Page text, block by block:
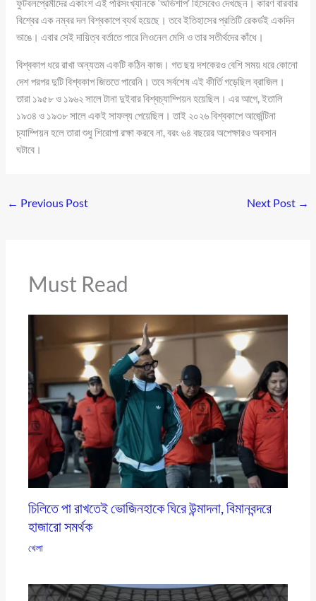
ফুটবলপ্রেমীদের একাংশ এই পরিসংখ্যানকে ‘অভিশাপ’ হিসেবেও দেখছেন। কারণ বারবার
বিশ্বের এক নম্বর দল বিশ্বকাপে ব্যর্থ হয়েছে। তবে ইতিহাসের প্রতিটি রেকর্ডই একদিন
ভাঙে। এবার সেই দায়িত্ব বর্তাতে পারে লিওনেল মেসি ও তার সতীর্থদের কাঁধে।
বিশ্বকাপ ধরে রাখা অন্যতম একটি কঠিন কাজ। গত ছয় দশকেরও বেশি সময় ধরে কোনো
দেশ পরপর দুটি বিশ্বকাপ জিততে পারেনি। তবে সর্বশেষ এই কীর্তি গড়েছিল ব্রাজিল।
তারা ১৯৫৮ ও ১৯৬২ সালে টানা দুইবার বিশ্বচ্যাম্পিয়ন হয়েছিল। এর আগে, ইতালি
১৯৩৪ ও ১৯৩৮ সালে একই সাফল্য পেয়েছিল। তাই ২০২৬ বিশ্বকাপে আর্জেন্টিনা
চ্যাম্পিয়ন হলে তারা শুধু শিরোপা রক্ষা করবে না, বরং ৬৪ বছরের অপেক্ষারও অবসান
ঘটাবে।
← Previous Post Next Post →
Must Read
চিলিতে পা রাখতেই ভোজিনহাকে ঘিরে উন্মাদনা, বিমানবন্দরে
হাজারো সমর্থক
খেলা